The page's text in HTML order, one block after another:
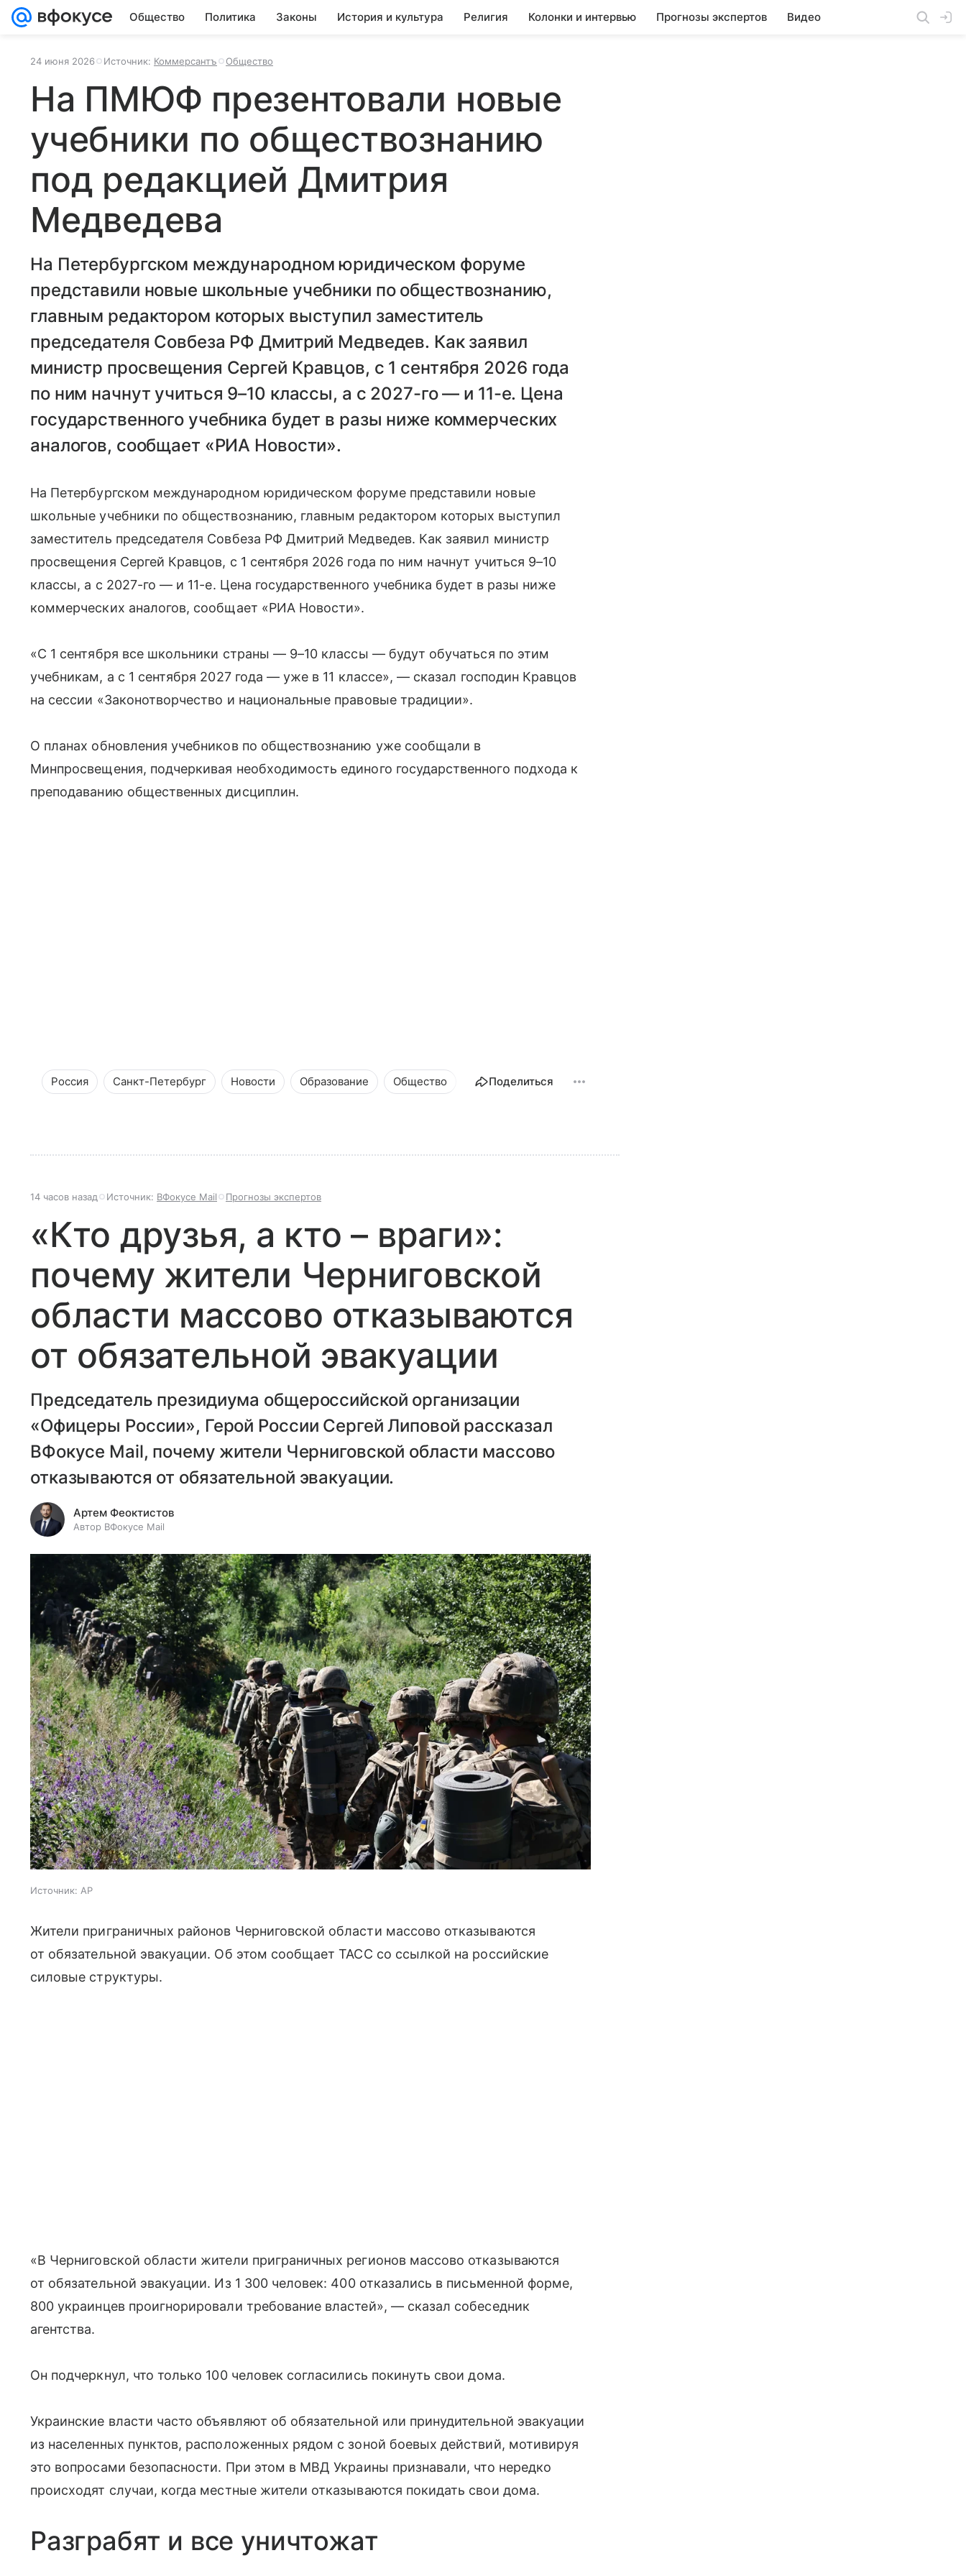
Общество Политика Законы История и культура Религия Колонки и интервью Прогнозы экспертов Видео
24 июня 2026 Источник: Коммерсантъ Общество
На ПМЮФ презентовали новые
учебники по обществознанию
под редакцией Дмитрия
Медведева
На Петербургском международном юридическом форуме
представили новые школьные учебники по обществознанию,
главным редактором которых выступил заместитель
председателя Совбеза РФ Дмитрий Медведев. Как заявил
министр просвещения Сергей Кравцов, с 1 сентября 2026 года
по ним начнут учиться 9–10 классы, а с 2027-го — и 11-е. Цена
государственного учебника будет в разы ниже коммерческих
аналогов, сообщает «РИА Новости».
На Петербургском международном юридическом форуме представили новые
школьные учебники по обществознанию, главным редактором которых выступил
заместитель председателя Совбеза РФ Дмитрий Медведев. Как заявил министр
просвещения Сергей Кравцов, с 1 сентября 2026 года по ним начнут учиться 9–10
классы, а с 2027-го — и 11-е. Цена государственного учебника будет в разы ниже
коммерческих аналогов, сообщает «РИА Новости».
«С 1 сентября все школьники страны — 9–10 классы — будут обучаться по этим
учебникам, а с 1 сентября 2027 года — уже в 11 классе», — сказал господин Кравцов
на сессии «Законотворчество и национальные правовые традиции».
О планах обновления учебников по обществознанию уже сообщали в
Минпросвещения, подчеркивая необходимость единого государственного подхода к
преподаванию общественных дисциплин.
Россия Санкт-Петербург Новости Образование Общество Поделиться
14 часов назад Источник: ВФокусе Mail Прогнозы экспертов
«Кто друзья, а кто – враги»:
почему жители Черниговской
области массово отказываются
от обязательной эвакуации
Председатель президиума общероссийской организации
«Офицеры России», Герой России Сергей Липовой рассказал
ВФокусе Mail, почему жители Черниговской области массово
отказываются от обязательной эвакуации.
Артем Феоктистов
Автор ВФокусе Mail
Источник: AP
Жители приграничных районов Черниговской области массово отказываются
от обязательной эвакуации. Об этом сообщает ТАСС со ссылкой на российские
силовые структуры.
«В Черниговской области жители приграничных регионов массово отказываются
от обязательной эвакуации. Из 1 300 человек: 400 отказались в письменной форме,
800 украинцев проигнорировали требование властей», — сказал собеседник
агентства.
Он подчеркнул, что только 100 человек согласились покинуть свои дома.
Украинские власти часто объявляют об обязательной или принудительной эвакуации
из населенных пунктов, расположенных рядом с зоной боевых действий, мотивируя
это вопросами безопасности. При этом в МВД Украины признавали, что нередко
происходят случаи, когда местные жители отказываются покидать свои дома.
Разграбят и все уничтожат